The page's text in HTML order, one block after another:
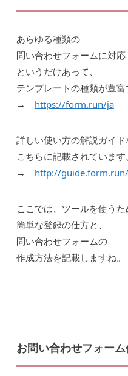
あらゆる種類の
問い合わせフォームに対応
というだけあって、
テンプレートの種類が豊富
→ https://form.run/ja
詳しい使い方の解説ガイド
こちらに記載されています。
→ http://guide.form.run/
ここでは、ツールを使うた
簡単な登録の仕方と、
問い合わせフォームの
作成方法を記載しますね。
お問い合わせフォー